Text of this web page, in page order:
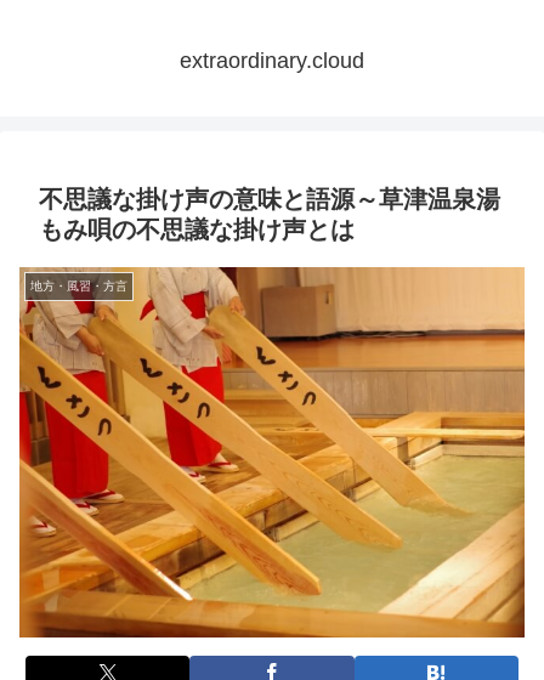
extraordinary.cloud
不思議な掛け声の意味と語源～草津温泉湯
もみ唄の不思議な掛け声とは
地方・風習・方言